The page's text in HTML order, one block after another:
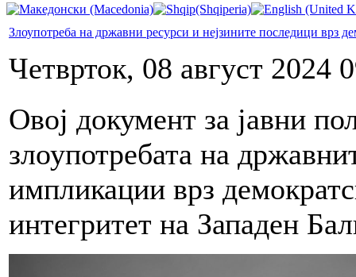
Злоупотреба на државни ресурси и нејзините последици врз
Четврток, 08 август 2024
Овој документ за јавни
злоупотребата на
импликации врз
интегритет на Западен